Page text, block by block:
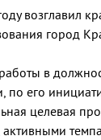
возглавил
город
в
по его
целевая